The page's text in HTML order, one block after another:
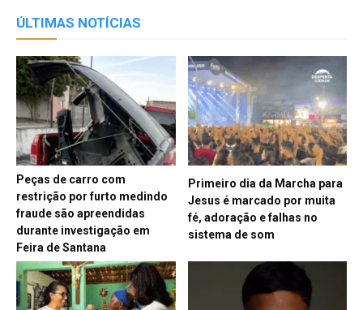
ÚLTIMAS NOTÍCIAS
Peças de carro com
restrição por furto medindo
fraude são apreendidas
durante investigação em
Feira de Santana
Primeiro dia da Marcha para
Jesus é marcado por muita
fé, adoração e falhas no
sistema de som